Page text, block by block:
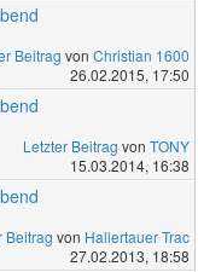
Beitrag von Christian 1600
26.02.2015, 17:50
Letzter Beitrag von TONY
15.03.2014, 16:38
Beitrag von Hallertauer Trac
27.02.2013, 18:58